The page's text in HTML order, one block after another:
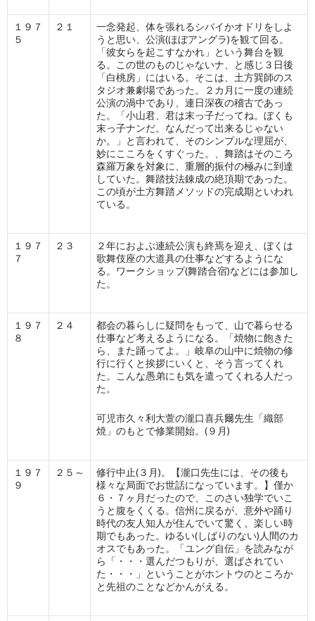
１９７
５
２１
一念発起、体を張れるシバイかオドリをしよ
うと思い、公演(ほぼアングラ)を観て回る。
「彼女らを起こすなかれ」という舞台を観
る。この世のものじゃないナ、と感じ３日後
「白桃房」にはいる。そこは、土方巽師のス
タジオ兼劇場であった。２カ月に一度の連続
公演の渦中であり、連日深夜の稽古であっ
た。「小山君、君は末っ子だってね。ぼくも
末っ子ナンだ。なんだって出来るじゃない
か。」と言われて、そのシンプルな理屈が、
妙にこころをくすぐった。、舞踏はそのころ
森羅万象を対象に、重層的振付の極みに到達
していた。舞踏技法錬成の絶頂期であった。
この頃が土方舞踏メソッドの完成期といわれ
ている。
１９７
７
２３
２年におよぶ連続公演も終焉を迎え、ぼくは
歌舞伎座の大道具の仕事などするようにな
る。ワークショップ(舞踏合宿)などには参加し
た。
１９７
８
２４
都会の暮らしに疑問をもって、山で暮らせる
仕事など考えるようになる。「焼物に飽きた
ら、また踊ってよ。」岐阜の山中に焼物の修
行に行くと挨拶にいくと、そう言ってくれ
た。こんな愚弟にも気を遣ってくれる人だっ
た。
可児市久々利大萱の瀧口喜兵爾先生「織部
焼」のもとで修業開始。(９月)
１９７
９
２５～
修行中止(３月)。【瀧口先生には、その後も
様々な局面でお世話になっています。】僅か
６・７ヶ月だったので、このさい独学でいこ
うと腹をくくる。信州に戻るが、意外や踊り
時代の友人知人が住んでいて驚く。楽しい時
期でもあった。ゆるい(しばりのない)人間のカ
オスでもあった。「ユング自伝」を読みなが
ら「・・・選んだつもりが、選ばされてい
た・・・」ということがホントウのところか
と先祖のことなどかんがえる。